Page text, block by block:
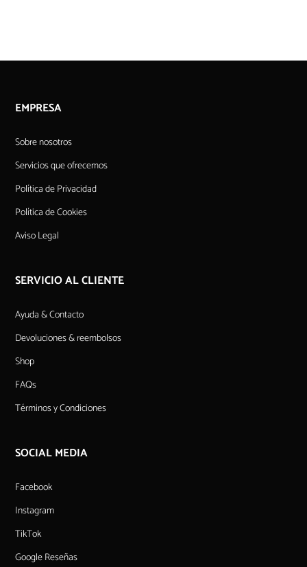
EMPRESA
Sobre nosotros
Servicios que ofrecemos
Política de Privacidad
Política de Cookies
Aviso Legal
SERVICIO AL CLIENTE
Ayuda & Contacto
Devoluciones & reembolsos
Shop
FAQs
Términos y Condiciones
SOCIAL MEDIA
Facebook
Instagram
TikTok
Google Reseñas